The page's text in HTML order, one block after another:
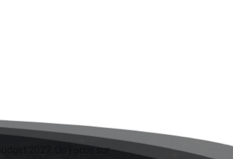
Budget 2027: Un Focus sur